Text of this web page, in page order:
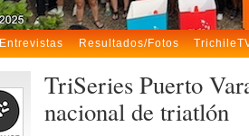
Entrevistas Resultados/Fotos
TriSeries Puerto
nacional de triatlón